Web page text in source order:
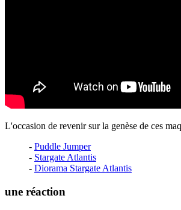
L'occasion de revenir sur la genèse de ces
- Puddle Jumper
- Stargate Atlantis
- Diorama Stargate Atlantis
une réaction